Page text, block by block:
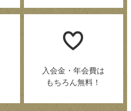
入会金・年会費は
もちろん無料！